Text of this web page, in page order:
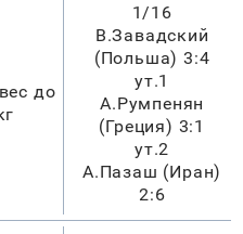
до
1/16
В.Завадский
(Польша) 3:4
ут.1
А.Румпенян
(Греция) 3:1
ут.2
А.Пазаш (Иран)
2:6